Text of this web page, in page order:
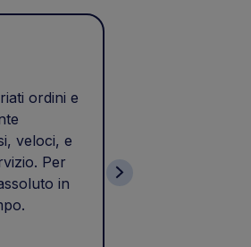
ordini e
veloci, e
Per
in